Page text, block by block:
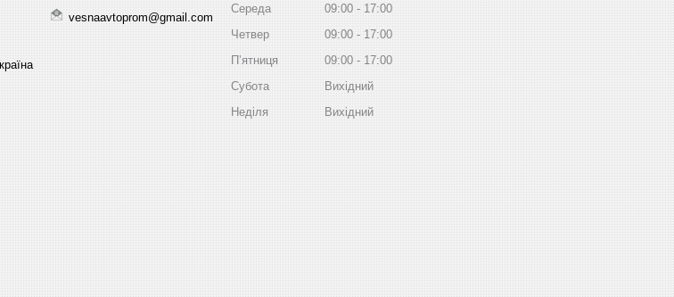
vesnaavtoprom@gmail.com
Середа
09:00
17:00
Четвер
09:00
17:00
Пʼятниця
09:00
17:00
Субота
Вихідний
Неділя
Вихідний